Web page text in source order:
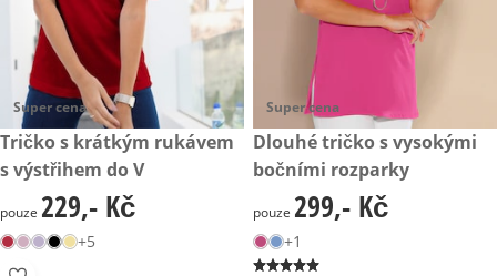
Super cena
229,- Kč
Tričko s krátkým rukávem
s výstřihem do V
229,- Kč
pouze 229,- Kč
+5
Super cena
299,- Kč
Dlouhé tričko s vysokými
bočními rozparky
299,- Kč
pouze 299,- Kč
+1